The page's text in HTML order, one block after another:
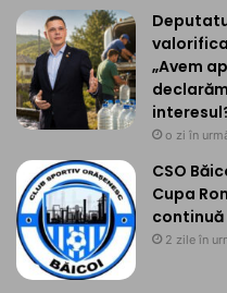
„Avem
o zi în
CSO
Cupa
2 zile în